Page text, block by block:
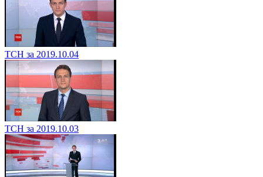
ТСН за 2019.10.04
ТСН за 2019.10.03